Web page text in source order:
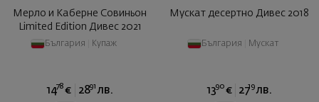
Мерло и Каберне Совиньон
Limited Edition Дивес 2021
България Купаж
1478 € 2891 лв.
Мускат десертно Дивес 2018
България Мускат
1390 € 2719 лв.